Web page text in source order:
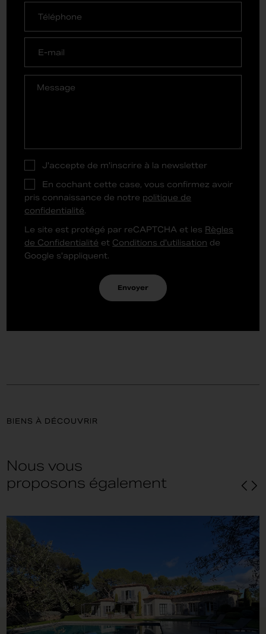
J'accepte de m'inscrire à la newsletter
En cochant cette case, vous confirmez avoir
pris connaissance de notre politique de
confidentialité.
Le site est protégé par reCAPTCHA et les Règles
de Confidentialité et Conditions d'utilisation de
Google s'appliquent.
Envoyer
BIENS À DÉCOUVRIR
Nous vous
proposons également